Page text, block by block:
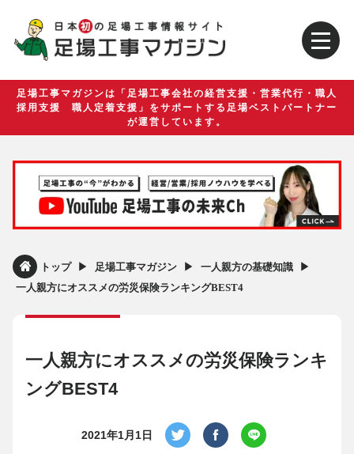
足場工事マガジンは「足場工事会社の経営支援・営業代行・職人
採用支援 職人定着支援」をサポートする足場ベストパートナー
が運営しています。
トップ ▶︎ 足場工事マガジン ▶︎ 一人親方の基礎知識 ▶︎
一人親方にオススメの労災保険ランキングBEST4
一人親方にオススメの労災保険ランキ
ングBEST4
2021年1月1日